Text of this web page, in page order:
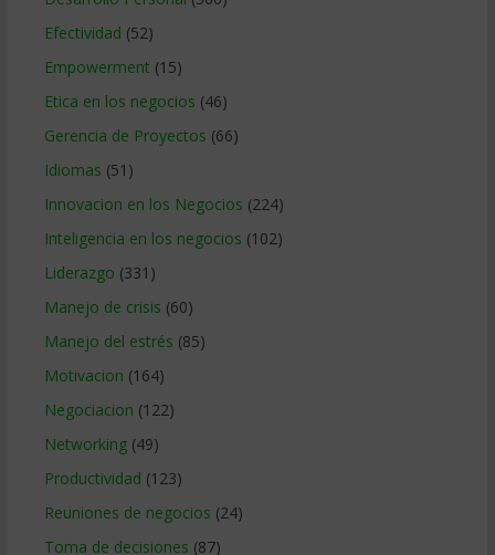
Efectividad (52)
Empowerment (15)
Etica en los negocios (46)
Gerencia de Proyectos (66)
Idiomas (51)
Innovacion en los Negocios (224)
Inteligencia en los negocios (102)
Liderazgo (331)
Manejo de crisis (60)
Manejo del estrés (85)
Motivacion (164)
Negociacion (122)
Networking(49)
Productividad (123)
Reuniones de negocios (24)
Toma de decisiones (87)